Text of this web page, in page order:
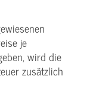
je
wird die
zusätzlich